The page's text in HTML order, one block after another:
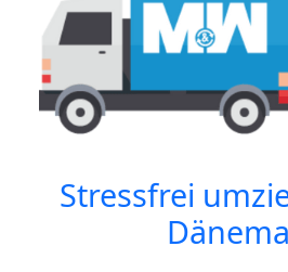
Stressfrei